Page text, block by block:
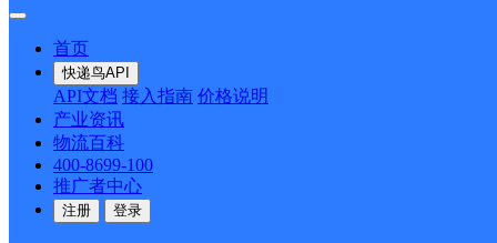
首页
快递鸟API
API文档 接入指南 价格说明
产业资讯
物流百科
400-8699-100
推广者中心
注册 登录
API接口 DEMO下载
关于我们
公司介绍 企业动态
合作伙伴 快递鸟接口服务协议
户隐私政策